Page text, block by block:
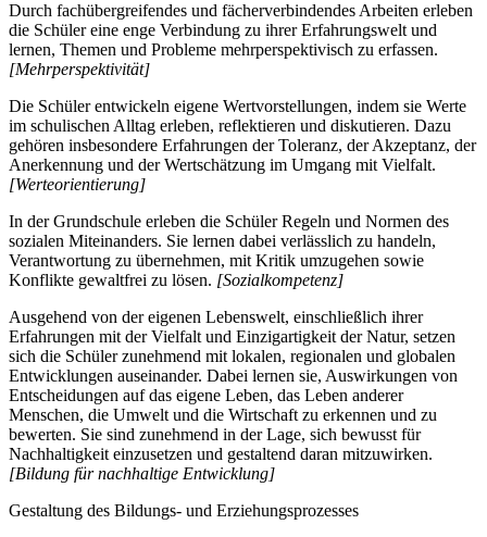
Durch fachübergreifendes und fächerverbindendes Arbeiten erleben
die Schüler eine enge Verbindung zu ihrer Erfahrungswelt und
lernen, Themen und Probleme mehrperspektivisch zu erfassen.
[Mehrperspektivität]
Die Schüler entwickeln eigene Wertvorstellungen, indem sie Werte
im schulischen Alltag erleben, reflektieren und diskutieren. Dazu
gehören insbesondere Erfahrungen der Toleranz, der Akzeptanz, der
Anerkennung und der Wertschätzung im Umgang mit Vielfalt.
[Werteorientierung]
In der Grundschule erleben die Schüler Regeln und Normen des
sozialen Miteinanders. Sie lernen dabei verlässlich zu handeln,
Verantwortung zu übernehmen, mit Kritik umzugehen sowie
Konflikte gewaltfrei zu lösen. [Sozialkompetenz]
Ausgehend von der eigenen Lebenswelt, einschließlich ihrer
Erfahrungen mit der Vielfalt und Einzigartigkeit der Natur, setzen
sich die Schüler zunehmend mit lokalen, regionalen und globalen
Entwicklungen auseinander. Dabei lernen sie, Auswirkungen von
Entscheidungen auf das eigene Leben, das Leben anderer
Menschen, die Umwelt und die Wirtschaft zu erkennen und zu
bewerten. Sie sind zunehmend in der Lage, sich bewusst für
Nachhaltigkeit einzusetzen und gestaltend daran mitzuwirken.
[Bildung für nachhaltige Entwicklung]
Gestaltung des Bildungs- und Erziehungsprozesses